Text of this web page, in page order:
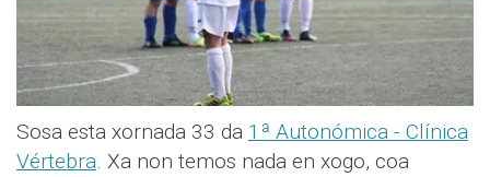
Sosa esta xornada 33 da 1ª Autonómica - Clínica
Vértebra. Xa non temos nada en xogo, coa